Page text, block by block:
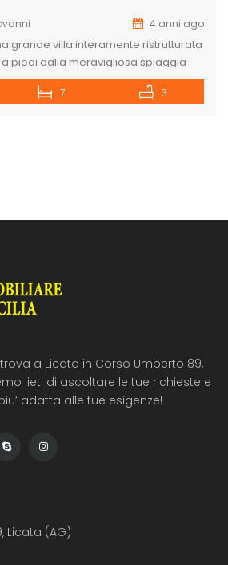
4 anni ago
grande villa interamente ristrutturata
piedi dalla meravigliosa spiaggia
per essere estesa, libera e un mare
La proprietà si sviluppa su tre
7 3
a Licata in Corso Umberto 89,
lieti di ascoltare le tue richieste e
adatta alle tue esigenze!
Licata (AG)